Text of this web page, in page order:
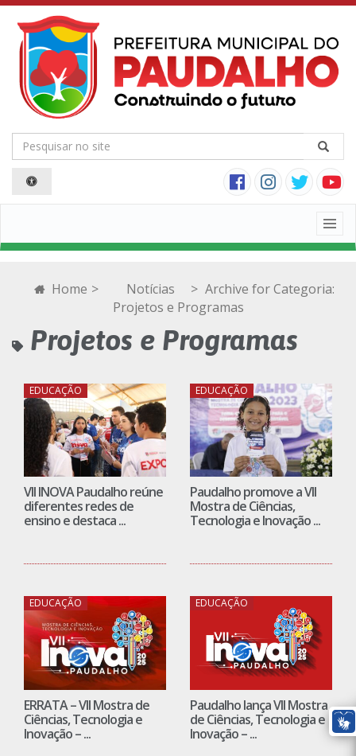
Home > Notícias > Archive forCategoria:
Projetos e Programas
Projetos e Programas
EDUCAÇÃO
VII INOVA Paudalho reúne
diferentes redes de
ensino e destaca ...
EDUCAÇÃO
Paudalho promove a VII
Mostra de Ciências,
Tecnologia e Inovação ...
EDUCAÇÃO
ERRATA – VII Mostra de
Ciências, Tecnologia e
Inovação – ...
EDUCAÇÃO
Paudalho lança VII Mostra
de Ciências, Tecnologia e
Inovação – ...